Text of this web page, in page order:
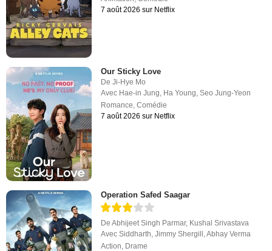
7 août 2026 sur Netflix
Our Sticky Love
DeJi-Hye Mo
Avec Hae-in Jung Ha Young ,Seo Jung-Yeon
Romance ,Comédie
7 août 2026 sur Netflix
Operation Safed Saagar
DeAbhijeet Singh Parmar, Kushal Srivastava
AvecSiddharth,Jimmy Shergill,Abhay Verma
Action, Drame